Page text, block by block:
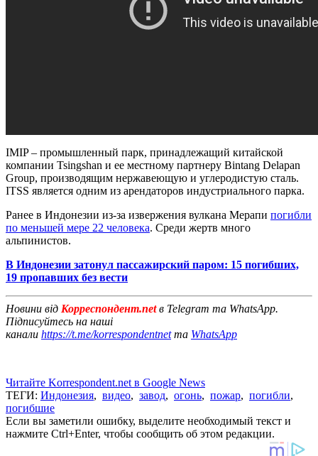
IMIP – промышленный парк, принадлежащий китайской
компании Tsingshan и ее местному партнеру Bintang Delapan
Group, производящим нержавеющую и углеродистую сталь.
ITSS является одним из арендаторов индустриального парка.
Ранее в Индонезии из-за извержения вулкана Мерапи погибли
по меньшей мере 22 человека. Среди жертв много
альпинистов.
В Индонезии затонул пассажирский паром: 15 погибших,
19 пропавших без вести
Новини від Корреспондент.netв Telegram та WhatsApp.
Підписуйтесь на наші
канали https://t.me/korrespondentnetта WhatsApp
Читайте Korrespondent.net в Google News
ТЕГИ: Индонезия, видео, завод, огонь, пожар, погибли,
погибшие
Если вы заметили ошибку, выделите необходимый текст и
нажмите Ctrl+Enter, чтобы сообщить об этом редакции.